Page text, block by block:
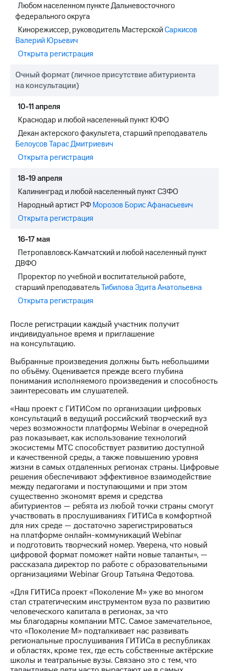
Регистратор
Реквизиты
Контакты
развитие
деловая этика
Любом населенном пункте Дальневосточного
федерального округа
Кинорежиссер, руководитель МастерскойСаркисов
Валерий Юрьевич
Открыта регистрация
Очный формат (личное присутствие абитуриента
на консультации)
10-11 апреля
Краснодар и любой населенный пункт ЮФО
Декан актерского факультета, старший преподаватель
Белоусов Тарас Дмитриевич
Открыта регистрация
18-19 апреля
Калининград и любой населенный пункт СЗФО
Народный артист РФМорозов Борис Афанасьевич
Открыта регистрация
16-17 мая
Петропавловск-Камчатский и любой населенный пункт
ДВФО
Проректор по учебной и воспитательной работе,
старший преподавательТибилова Эдита Анатольевна
Открыта регистрация
После регистрации каждый участник получит
индивидуальное время и приглашение
на консультацию.
Выбранные произведения должны быть небольшими
по объёму. Оценивается прежде всего глубина
понимания исполняемого произведения и способность
заинтересовать им слушателей.
«Наш проект с ГИТИСом по организации цифровых
консультаций в ведущий российский творческий вуз
через возможности платформы Webinar в очередной
раз показывает, как использование технологий
экосистемы МТС способствует развитию доступной
и качественной среды, а также повышению уровня
жизни в самых отдаленных регионах страны. Цифровые
решения обеспечивают эффективное взаимодействие
между педагогами и поступающими и при этом
существенно экономят время и средства
абитуриентов — ребята из любой точки страны смогут
участвовать в прослушиваниях ГИТИСа в комфортной
для них среде — достаточно зарегистрироваться
на платформе онлайн-коммуникаций Webinar
и подготовить творческий номер. Уверена, что новый
цифровой формат поможет найти новые таланты», —
рассказала директор по работе с образовательными
организациями Webinar Group Татьяна Федотова.
«Для ГИТИСа проект «Поколение М» уже во многом
стал стратегическим инструментом вуза по развитию
человеческого капитала в регионах, за что
мы благодарны компании МТС. Самое замечательное,
что «Поколение М» подталкивает нас развивать
региональные прослушивания ГИТИСа в республиках
и областях, кроме тех, где есть собственные актёрские
школы и театральные вузы. Связано это с тем, что